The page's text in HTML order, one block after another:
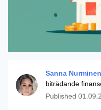
Sanna Nurminen
biträdande
Published